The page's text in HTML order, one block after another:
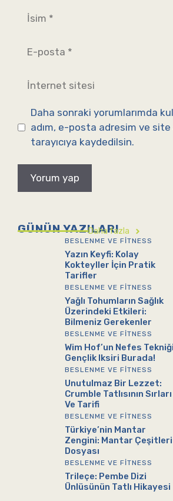
İsim
posta
İnternet
sitesi
Daha sonraki yorumlarımda
adım, e-posta adresim ve
tarayıcıya kaydedilsin.
GÜNÜN YAZILARI
Daha fazla
BESLENME VE FITNESS
Yazın Keyfi: Kolay
Kokteyller İçin Pratik
Tarifler
BESLENME VE FITNESS
Yağlı Tohumların Sağlık
Üzerindeki Etkileri:
Bilmeniz Gerekenler
BESLENME VE FITNESS
Wim Hof’un Nefes
Gençlik Iksiri Burada!
BESLENME VE FITNESS
Unutulmaz Bir Lezzet:
Crumble Tatlısının Sırları
Ve Tarifi
BESLENME VE FITNESS
Türkiye’nin Mantar
Zengini: Mantar Çeşitleri
Dosyası
BESLENME VE FITNESS
Trileçe: Pembe Dizi
Ünlüsünün Tatlı Hikayesi